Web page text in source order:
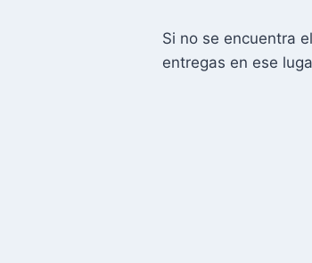
Si no se encuentra
entregas en ese